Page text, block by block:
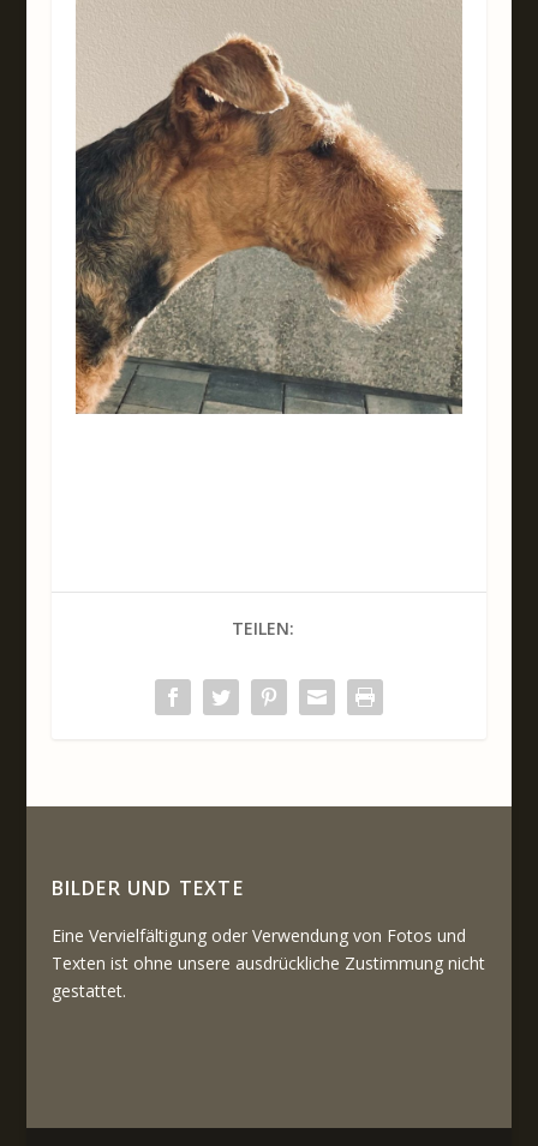
TEILEN:
BILDER UND TEXTE
Eine Vervielfältigung oder Verwendung von Fotos und
Texten ist ohne unsere ausdrückliche Zustimmung nicht
gestattet.